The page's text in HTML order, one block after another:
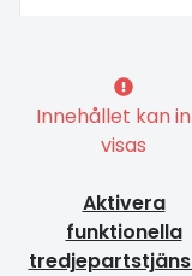
Innehållet kan
visas
Aktivera
funktionella